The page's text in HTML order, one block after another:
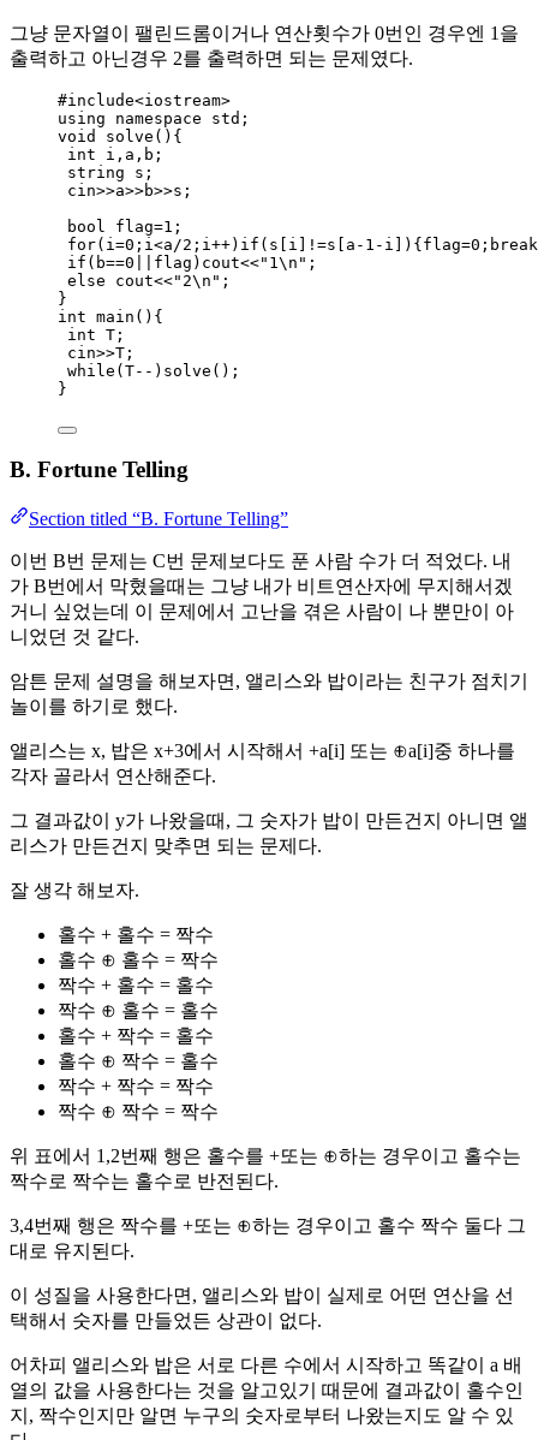
그냥 문자열이 팰린드롬이거나 연산횟수가 0번인 경우엔 1을
출력하고 아닌경우 2를 출력하면 되는 문제였다.
#include<iostream>
using namespace std;
void
solve (){
int i,a,b;
string s;
cin>>a>>b>>s;
bool
flag=1 ;
for(i =0 ;i <a /2 ;i ++) if ( s [i] !=s [a - 1 - i]){flag=0 ; break
if (b==0 flag)cout<<" 1 \n " ;
else cout<<" 2\n " ;
}
int main (){
int T;
cin>>T;
while (T-- ) solve() ;
}
B. Fortune Telling
Section titled “B. Fortune Telling”
이번 B번 문제는 C번 문제보다도 푼 사람 수가 더 적었다. 내
가 B번에서 막혔을때는 그냥 내가 비트연산자에 무지해서겠
거니 싶었는데 이 문제에서 고난을 겪은 사람이 나 뿐만이 아
니었던 것 같다.
암튼 문제 설명을 해보자면, 앨리스와 밥이라는 친구가 점치기
놀이를 하기로 했다.
앨리스는 x, 밥은 x+3에서 시작해서 +a[i] 또는 ⊕a[i]중 하나를
각자 골라서 연산해준다.
그 결과값이 y가 나왔을때, 그 숫자가 밥이 만든건지 아니면 앨
리스가 만든건지 맞추면 되는 문제다.
잘 생각 해보자.
홀수 + 홀수 = 짝수
홀수 ⊕ 홀수 = 짝수
짝수 + 홀수 = 홀수
짝수 ⊕ 홀수 = 홀수
홀수 + 짝수 = 홀수
홀수 ⊕ 짝수 = 홀수
짝수 + 짝수 = 짝수
짝수 ⊕ 짝수 = 짝수
위 표에서 1,2번째 행은 홀수를 +또는 ⊕하는 경우이고 홀수는
짝수로 짝수는 홀수로 반전된다.
3,4번째 행은 짝수를 +또는 ⊕하는 경우이고 홀수 짝수 둘다 그
대로 유지된다.
이 성질을 사용한다면, 앨리스와 밥이 실제로 어떤 연산을 선
택해서 숫자를 만들었든 상관이 없다.
어차피 앨리스와 밥은 서로 다른 수에서 시작하고 똑같이 a 배
열의 값을 사용한다는 것을 알고있기 때문에 결과값이 홀수인
지, 짝수인지만 알면 누구의 숫자로부터 나왔는지도 알 수 있